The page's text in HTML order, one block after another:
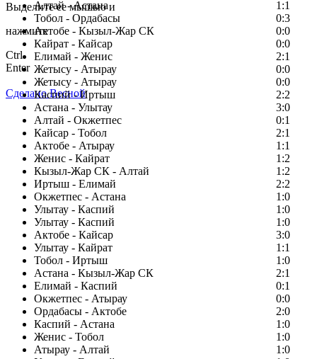
Алтай - Астана
1:1
Тобол - Ордабасы
0:3
Актобе - Кызыл-Жар СК
0:0
Кайрат - Кайсар
0:0
Елимай - Женис
2:1
Жетысу - Атырау
0:0
Жетысу - Атырау
0:0
Каспий - Иртыш
2:2
Астана - Улытау
3:0
Алтай - Окжетпес
0:1
Кайсар - Тобол
2:1
Актобе - Атырау
1:1
Женис - Кайрат
1:2
Кызыл-Жар СК - Алтай
1:2
Иртыш - Елимай
2:2
Окжетпес - Астана
1:0
Улытау - Каспий
1:0
Улытау - Каспий
1:0
Актобе - Кайсар
3:0
Улытау - Кайрат
1:1
Тобол - Иртыш
1:0
Астана - Кызыл-Жар СК
2:1
Елимай - Каспий
0:1
Окжетпес - Атырау
0:0
Ордабасы - Актобе
2:0
Каспий - Астана
1:0
Женис - Тобол
1:0
Атырау - Алтай
1:0
Выделите ее мышью и
нажмите
Ctrl
Enter
Сделано Весной